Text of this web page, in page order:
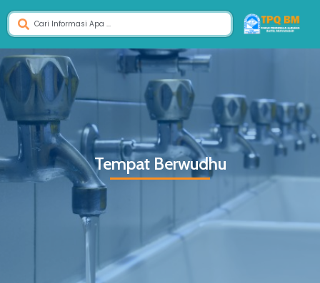
Tempat Berwudhu